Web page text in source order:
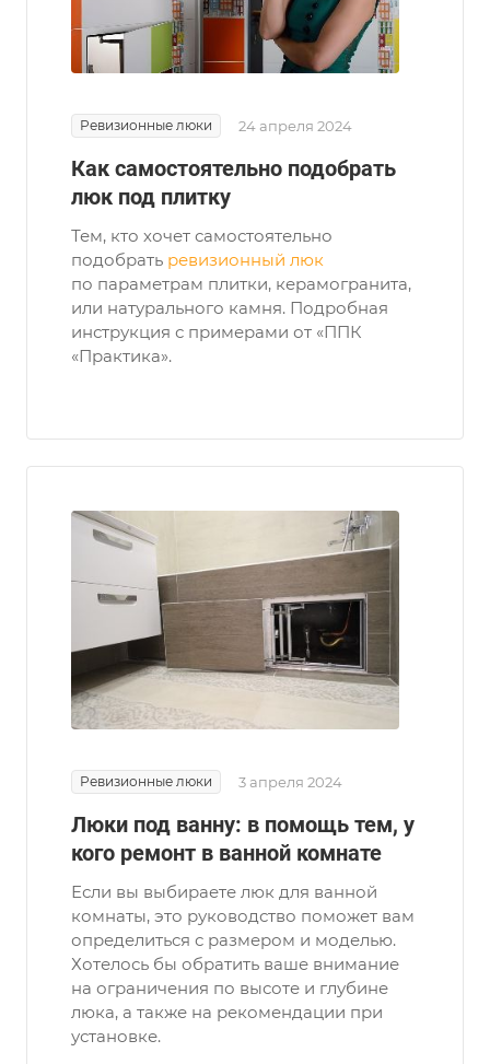
Ревизионные люки 24 апреля 2024
Как самостоятельно подобрать
люк под плитку
Тем, кто хочет самостоятельно
подобрать ревизионный люк
по параметрам плитки, керамогранита,
или натурального камня. Подробная
инструкция с примерами от «ППК
«Практика».
Ревизионные люки 3 апреля 2024
Люки под ванну: в помощь тем, у
кого ремонт в ванной комнате
Если вы выбираете люк для ванной
комнаты, это руководство поможет вам
определиться с размером и моделью.
Хотелось бы обратить ваше внимание
на ограничения по высоте и глубине
люка, а также на рекомендации при
установке.